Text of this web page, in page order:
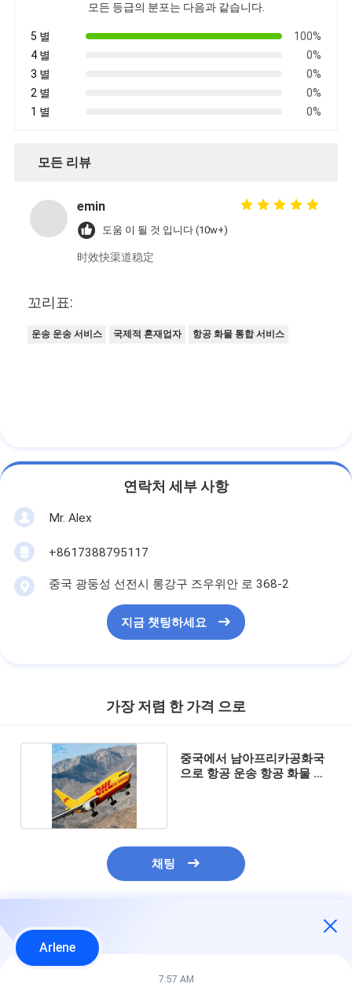
모든 등급의 분포는 다음과 같습니다.
5 별
100%
4 별
0%
3 별
0%
2 별
0%
1 별
0%
모든 리뷰
emin
도움 이 될 것 입니다 (10w+)
时效快渠道稳定
꼬리표:
운송 운송 서비스 국제적 혼재업자 항공 화물 통합 서비스
연락처 세부 사항
Mr. Alex
+8617388795117
중국 광둥성 선전시 롱강구 즈우위안 로 368-2
지금 챗팅하세요
가장 저렴 한 가격 으로
중국에서 남아프리카공화국
으로 항공 운송 항공 화물 물
채팅
추천된 제품
Arlene
7:57 AM